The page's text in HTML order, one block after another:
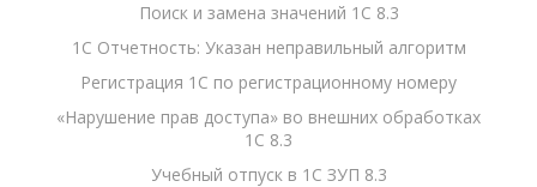
Поиск и замена значений 1С 8.3
1С Отчетность: Указан неправильный алгоритм
Регистрация 1С по регистрационному номеру
«Нарушение прав доступа» во внешних обработках
1С 8.3
Учебный отпуск в 1С ЗУП 8.3